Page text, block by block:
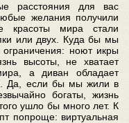
расстояния для вас
желания получили
красоты мира стали
или двух. Куда бы мы
ноют икры
высоты, не хватает
а диван обладает
Да, если бы мы жили в
богаты, жизнь
ушло бы много лет. К
попроще: виртуальная